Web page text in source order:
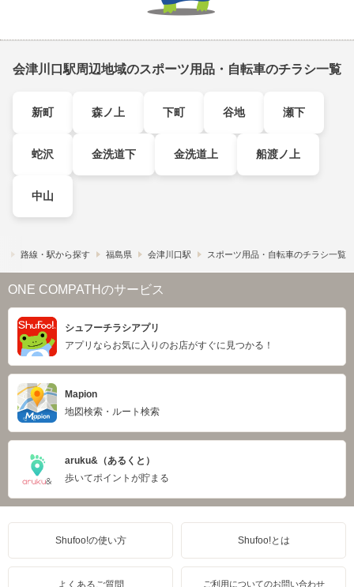
会津川口駅周辺地域のスポーツ用品・自転車のチラシ一覧
新町 森ノ上 下町 谷地 瀬下
蛇沢 金洗道下 金洗道上 船渡ノ上
中山
路線・駅から探す 福島県 会津川口駅 スポーツ用品・自転車のチラシ一覧
ONE COMPATHのサービス
シュフーチラシアプリ
アプリならお気に入りのお店がすぐに見つかる！
Mapion
地図検索・ルート検索
aruku&（あるくと）
歩いてポイントが貯まる
Shufoo!の使い方 Shufoo!とは
よくあるご質問 ご利用についてのお問い合わせ